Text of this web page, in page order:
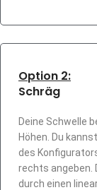
Option 2:
Schräg
Deine Schwelle
Höhen. Du
des
rechts angeben.
durch einen